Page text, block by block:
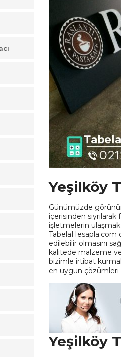
Yeşilköy
Günümüzde
içerisinden
işletmelerin
TabelaHesapla.com
edilebilir olmasını
kalitede malzeme
bizimle irtibat
en uygun çözümleri
Yeşilköy